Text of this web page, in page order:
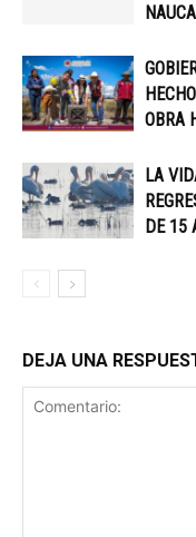
OBRA
LA
DE 15
DEJA UNA